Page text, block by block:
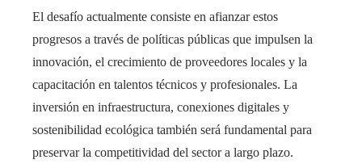
El desafío actualmente consiste en afianzar estos
progresos a través de políticas públicas que impulsen la
innovación, el crecimiento de proveedores locales y la
capacitación en talentos técnicos y profesionales. La
inversión en infraestructura, conexiones digitales y
sostenibilidad ecológica también será fundamental para
preservar la competitividad del sector a largo plazo.